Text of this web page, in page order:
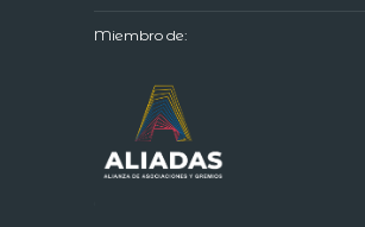
Miembro de: